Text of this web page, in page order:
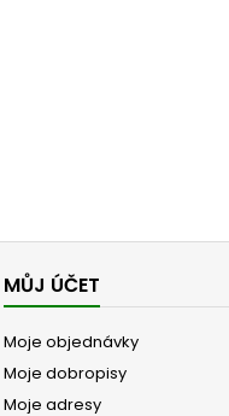
MŮJ ÚČET
Moje objednávky
Moje dobropisy
Moje adresy